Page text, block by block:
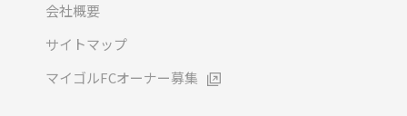
会社概要
サイトマップ
マイゴルFCオーナー募集